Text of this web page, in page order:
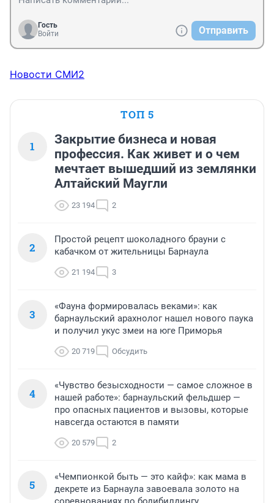
Гость
Войти
Отправить
Новости СМИ2
ТОП 5
1
Закрытие бизнеса и новая
профессия. Как живет и о чем
мечтает вышедший из землянки
Алтайский Маугли
23 194 2
2
Простой рецепт шоколадного брауни с
кабачком от жительницы Барнаула
21 194 3
3
«Фауна формировалась веками»: как
барнаульский арахнолог нашел нового паука
и получил укус змеи на юге Приморья
20 719 Обсудить
4
«Чувство безысходности — самое сложное в
нашей работе»: барнаульский фельдшер —
про опасных пациентов и вызовы, которые
навсегда остаются в памяти
20 579 2
5
«Чемпионкой быть — это кайф»: как мама в
декрете из Барнаула завоевала золото на